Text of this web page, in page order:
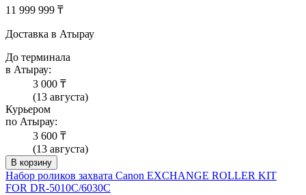
11 999 999 ₸
Доставка в Атырау
До терминала
в Атырау:
3 000 ₸
(13 августа)
Курьером
по Атырау:
3 600 ₸
(13 августа)
В корзину
Набор роликов захвата Canon EXCHANGE ROLLER KIT
FOR DR-5010C/6030C